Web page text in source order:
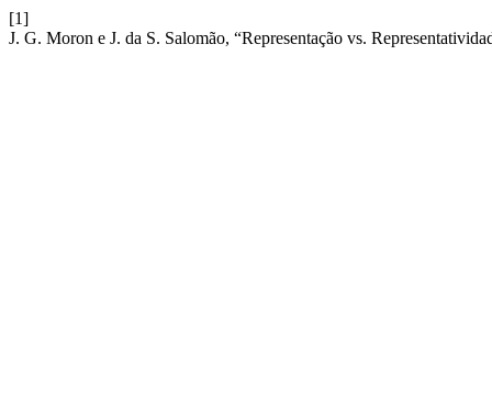
[1]
J. G. Moron e J. da S. Salomão, “Representação vs.